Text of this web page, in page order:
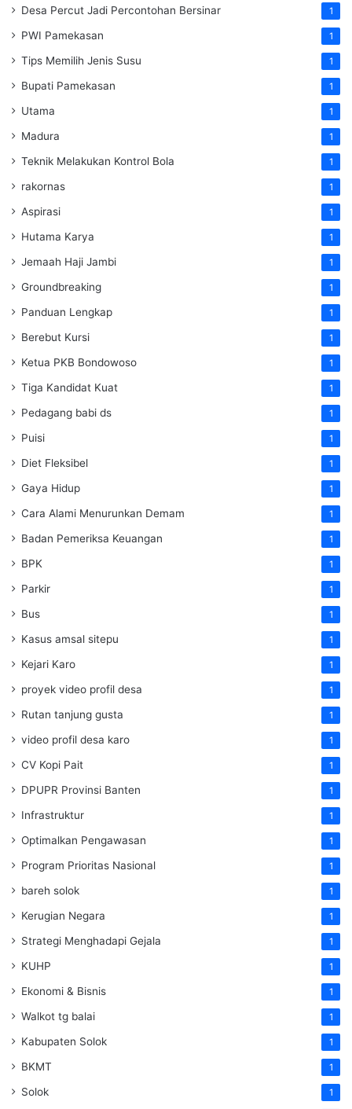
Desa Percut Jadi Percontohan Bersinar 1
PWI Pamekasan 1
Tips Memilih Jenis Susu 1
Bupati Pamekasan 1
Utama 1
Madura 1
Teknik Melakukan Kontrol Bola 1
rakornas 1
Aspirasi 1
Hutama Karya 1
Jemaah Haji Jambi 1
Groundbreaking 1
Panduan Lengkap 1
Berebut Kursi 1
Ketua PKB Bondowoso 1
Tiga Kandidat Kuat 1
Pedagang babi ds 1
Puisi 1
Diet Fleksibel 1
Gaya Hidup 1
Cara Alami Menurunkan Demam 1
Badan Pemeriksa Keuangan 1
BPK 1
Parkir 1
Bus 1
Kasus amsal sitepu 1
Kejari Karo 1
proyek video profil desa 1
Rutan tanjung gusta 1
video profil desa karo 1
CV Kopi Pait 1
DPUPR Provinsi Banten 1
Infrastruktur 1
Optimalkan Pengawasan 1
Program Prioritas Nasional 1
bareh solok 1
Kerugian Negara 1
Strategi Menghadapi Gejala 1
KUHP 1
Ekonomi & Bisnis 1
Walkot tg balai 1
Kabupaten Solok 1
BKMT 1
Solok 1